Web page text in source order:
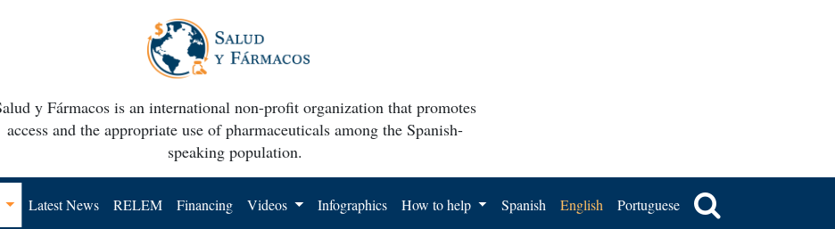
y Fármacos is an international non-profit organization that promotes
access and the appropriate use of pharmaceuticals among the Spanish-
speaking population.
Latest News RELEM Financing Videos Infographics How to help Spanish English Portuguese